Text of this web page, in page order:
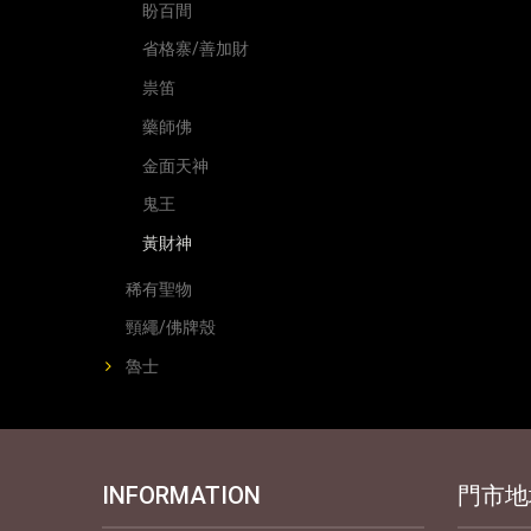
盼百間
省格寨/善加財
祟笛
藥師佛
金面天神
鬼王
黃財神
稀有聖物
頸繩/佛牌殼
魯士
INFORMATION 門市